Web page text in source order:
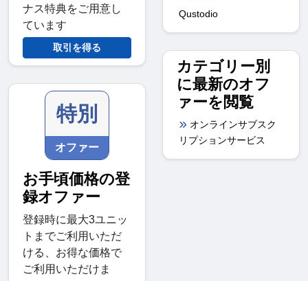
ナス特典をご用意し
ています
取引を得る
特別
オファー
お手頃価格の登
録オファー
登録時に最大3ユニッ
トまでご利用いただ
ける、お得な価格で
ご利用いただけま
Qustodio
カテゴリー別
に最新のオフ
ァーを閲覧
オンラインサブスク
リプションサービス